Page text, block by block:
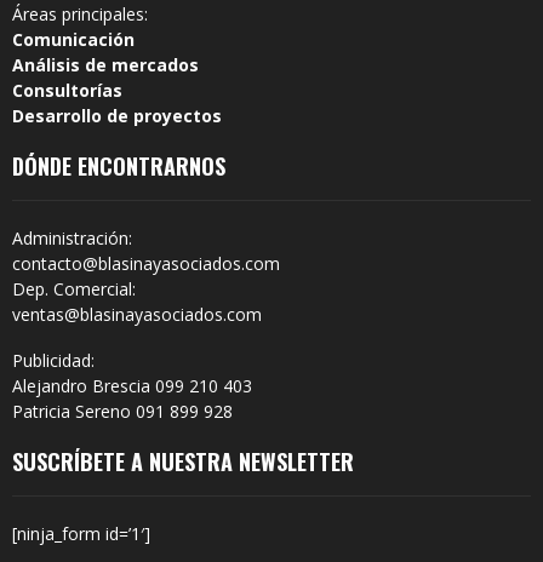
Áreas principales:
Comunicación
Análisis de mercados
Consultorías
Desarrollo de proyectos
DÓNDE ENCONTRARNOS
Administración:
contacto@blasinayasociados.com
Dep. Comercial:
ventas@blasinayasociados.com
Publicidad:
Alejandro Brescia 099 210 403
Patricia Sereno 091 899 928
SUSCRÍBETE A NUESTRA NEWSLETTER
[ninja_form id=’1′]